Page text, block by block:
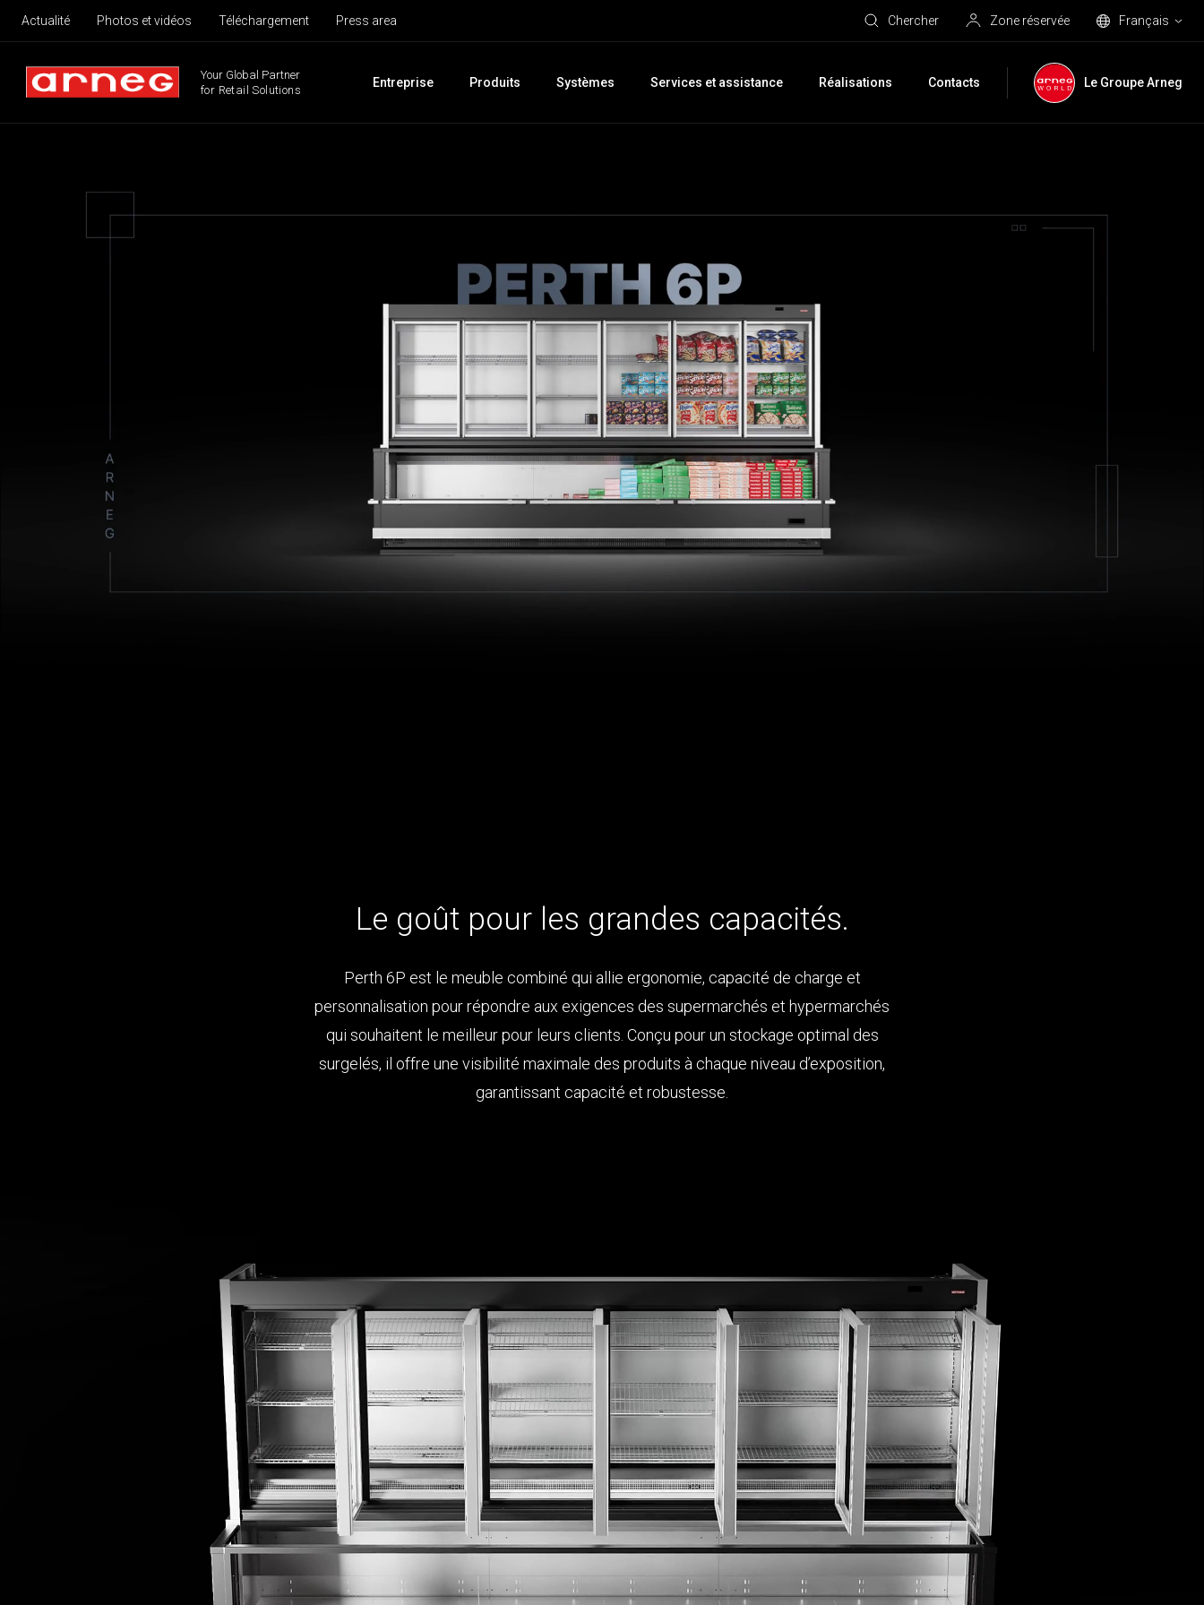
Actualité Photos et vidéos Téléchargement Press area Chercher Zone réservée Français
Your Global Partner
for Retail Solutions
Entreprise Produits Systèmes Services et assistance Réalisations Contacts Le Groupe Arneg
Le goût pour les grandes capacités.
Perth 6P est le meuble combiné qui allie ergonomie, capacité de charge et
personnalisation pour répondre aux exigences des supermarchés et hypermarchés
qui souhaitent le meilleur pour leurs clients. Conçu pour un stockage optimal des
surgelés, il offre une visibilité maximale des produits à chaque niveau d’exposition,
garantissant capacité et robustesse.